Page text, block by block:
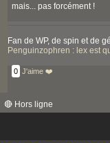
mais... pas forcément !
Fan de WP, de spin et de
Penguinzophren : lex est
0 J'aime ❤️
🔴 Hors ligne